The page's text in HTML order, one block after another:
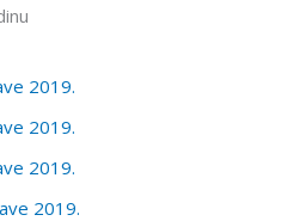
2019.
2019.
2019.
2019.